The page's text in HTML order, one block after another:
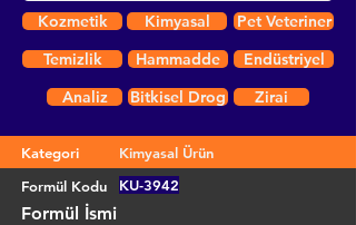
Kozmetik Kimyasal
Pet Veteriner
Temizlik
Hammadde
Endüstriyel
Analiz
Bitkisel Drog Zirai
Kategori
Kimyasal Ürün
Formül Kodu
KU-3942
Formül İsmi